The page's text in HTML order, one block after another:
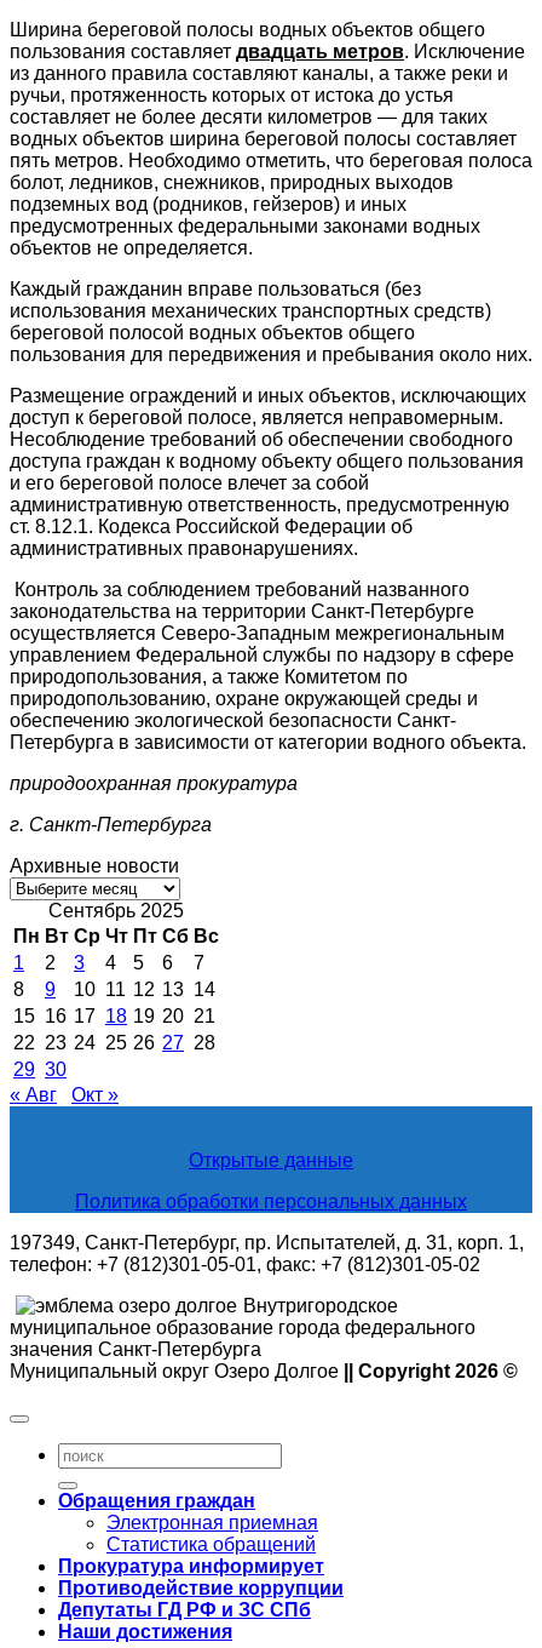
Ширина береговой полосы водных объектов общего
пользования составляет двадцать метров. Исключение
из данного правила составляют каналы, а также реки и
ручьи, протяженность которых от истока до устья
составляет не более десяти километров — для таких
водных объектов ширина береговой полосы составляет
пять метров. Необходимо отметить, что береговая полоса
болот, ледников, снежников, природных выходов
подземных вод (родников, гейзеров) и иных
предусмотренных федеральными законами водных
объектов не определяется.
Каждый гражданин вправе пользоваться (без
использования механических транспортных средств)
береговой полосой водных объектов общего
пользования для передвижения и пребывания около них.
Размещение ограждений и иных объектов, исключающих
доступ к береговой полосе, является неправомерным.
Несоблюдение требований об обеспечении свободного
доступа граждан к водному объекту общего пользования
и его береговой полосе влечет за собой
административную ответственность, предусмотренную
ст. 8.12.1. Кодекса Российской Федерации об
административных правонарушениях.
Контроль за соблюдением требований названного
законодательства на территории Санкт-Петербурге
осуществляется Северо-Западным межрегиональным
управлением Федеральной службы по надзору в сфере
природопользования, а также Комитетом по
природопользованию, охране окружающей среды и
обеспечению экологической безопасности Санкт-
Петербурга в зависимости от категории водного объекта.
природоохранная прокуратура
г. Санкт-Петербурга
Архивные новости
Архивные
новостиСентябрь 2025
Пн Вт Ср Чт Пт Сб Вс
1
2 3 4 5 6
7
8
9 10 11 12 13 14
15 16 17 18 19 20 21
22 23 24 25 26 27 28
29 30
« Авг
Окт »
Открытые данные
Политика обработки персональных данных
197349, Санкт-Петербург, пр. Испытателей, д. 31, корп. 1,
телефон: +7 (812)301-05-01, факс: +7 (812)301-05-02
Внутригородское
муниципальное образование города федерального
значения Санкт-Петербурга
Муниципальный округ Озеро Долгое
|| Copyright 2026 ©
Обращения граждан
Электронная приемная
Статистика обращений
Прокуратура информирует
Противодействие коррупции
Депутаты ГД РФ и ЗС СПб
Наши достижения